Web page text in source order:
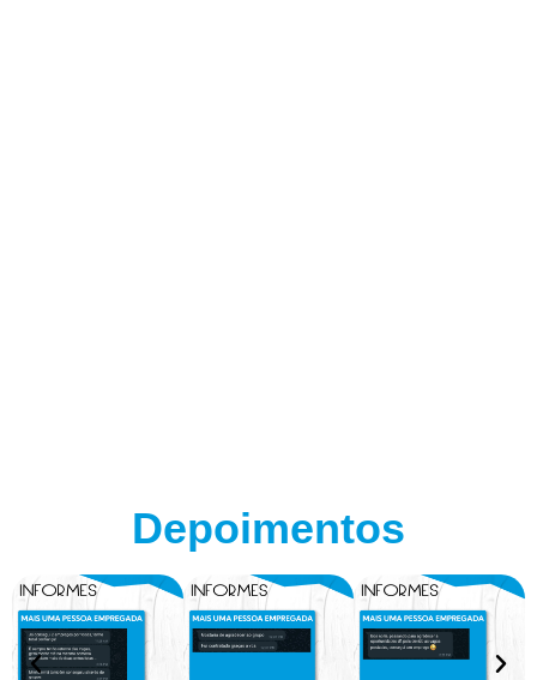
Depoimentos